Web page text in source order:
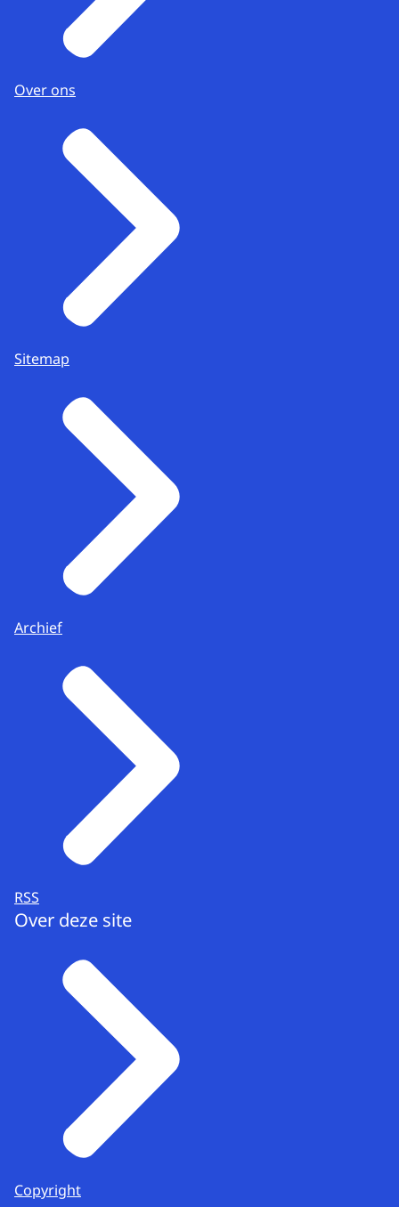
Over ons
Sitemap
Archief
RSS
Over deze site
Copyright